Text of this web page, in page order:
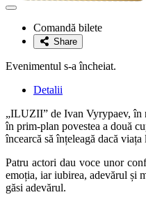
Adaugă
favoriteComandă bilete
Share
Evenimentul s-a încheiat.
Detalii
„ILUZII” de Ivan Vyrypaev, în
în prim-plan povestea a două
încearcă să înțeleagă dacă
Patru actori dau voce unor
emoția, iar iubirea, adevărul și
găsi adevărul.